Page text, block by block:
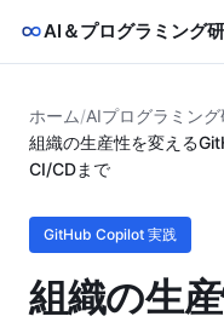
AI＆プログラミング
ホーム/AIプログラミング
組織の生産性を変える
CI/CDまで
GitHub Copilot 実践
組織の生